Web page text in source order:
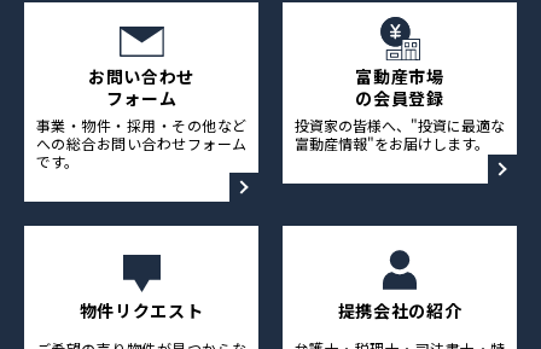
お問い合わせ
フォーム
事業・物件・採用・その他など
への総合お問い合わせフォーム
です。
富動産市場
の会員登録
投資家の皆様へ、"投資に最適な
富動産情報"をお届けします。
物件リクエスト 提携会社の紹介
プライバシーポリシー